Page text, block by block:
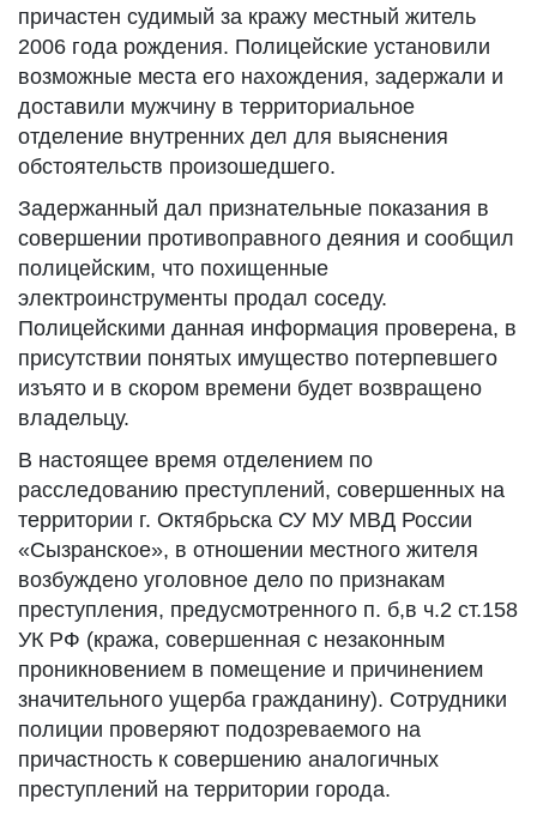
причастен судимый за кражу местный житель
2006 года рождения. Полицейские установили
возможные места его нахождения, задержали и
доставили мужчину в территориальное
отделение внутренних дел для выяснения
обстоятельств произошедшего.
Задержанный дал признательные показания в
совершении противоправного деяния и сообщил
полицейским, что похищенные
электроинструменты продал соседу.
Полицейскими данная информация проверена, в
присутствии понятых имущество потерпевшего
изъято и в скором времени будет возвращено
владельцу.
В настоящее время отделением по
расследованию преступлений, совершенных на
территории г. Октябрьска СУ МУ МВД России
«Сызранское», в отношении местного жителя
возбуждено уголовное дело по признакам
преступления, предусмотренного п. б,в ч.2 ст.158
УК РФ (кража, совершенная с незаконным
проникновением в помещение и причинением
значительного ущерба гражданину). Сотрудники
полиции проверяют подозреваемого на
причастность к совершению аналогичных
преступлений на территории города.